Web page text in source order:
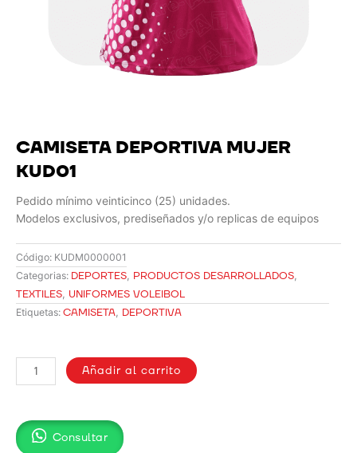
CAMISETA DEPORTIVA MUJER
KUD01
Pedido mínimo veinticinco (25) unidades.
Modelos exclusivos, prediseñados y/o replicas de equipos
Código: KUDM0000001
Categorias: DEPORTES, PRODUCTOS DESARROLLADOS,
TEXTILES, UNIFORMES VOLEIBOL
Etiquetas: CAMISETA, DEPORTIVA
DEPORTIVA
MUJER
cantidad
Añadir al carrito
Consultar